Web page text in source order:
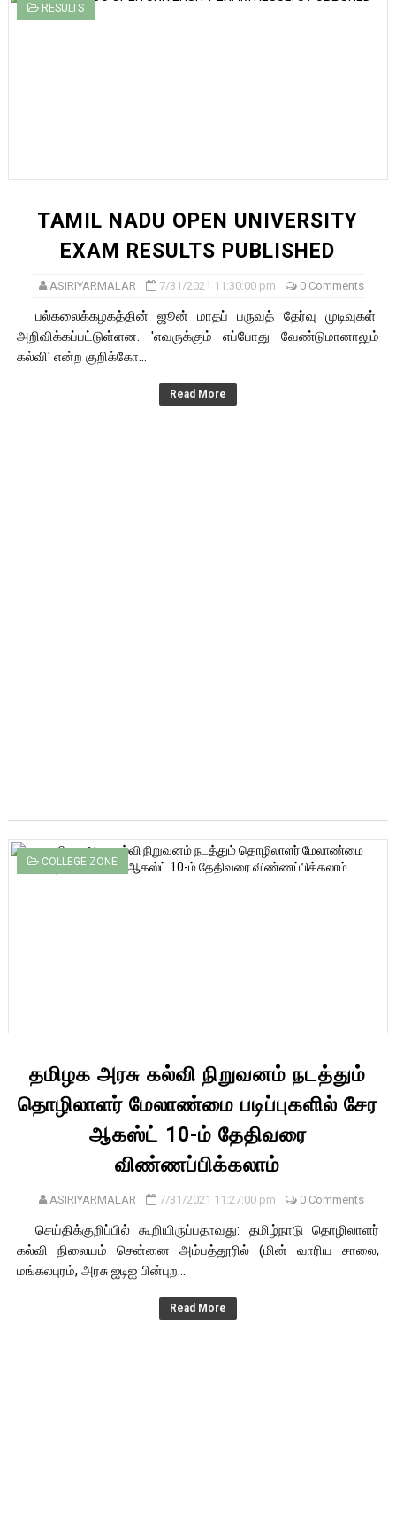
RESULTS
TAMIL NADU OPEN UNIVERSITY
EXAM RESULTS PUBLISHED
ASIRIYARMALAR 7/31/2021 11:30:00 pm 0 Comments
பல்கலைக்கழகத்தின் ஜூன் மாதப் பருவத் தேர்வு முடிவுகள்
அறிவிக்கப்பட்டுள்ளன. 'எவருக்கும் எப்போது வேண்டுமானாலும்
கல்வி' என்ற குறிக்கோ...
Read More
COLLEGE ZONE
தமிழக அரசு கல்வி நிறுவனம் நடத்தும்
தொழிலாளர் மேலாண்மை படிப்புகளில் சேர
ஆகஸ்ட் 10-ம் தேதிவரை
விண்ணப்பிக்கலாம்
ASIRIYARMALAR 7/31/2021 11:27:00 pm 0 Comments
செய்திக்குறிப்பில் கூறியிருப்பதாவது: தமிழ்நாடு தொழிலாளர்
கல்வி நிலையம் சென்னை அம்பத்தூரில் (மின் வாரிய சாலை,
மங்கலபுரம், அரசு ஐடிஐ பின்புற...
Read More